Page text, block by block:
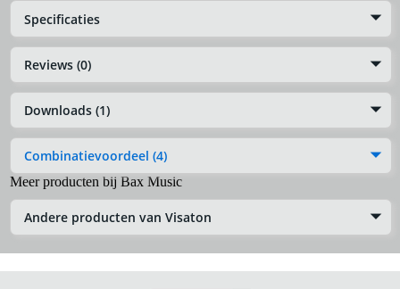
Specificaties
Reviews (0)
Downloads (1)
Combinatievoordeel (4)
Meer producten bij Bax Music
Andere producten van Visaton